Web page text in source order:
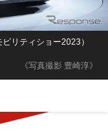
《写真撮影 豊崎淳》
リティショー2023）